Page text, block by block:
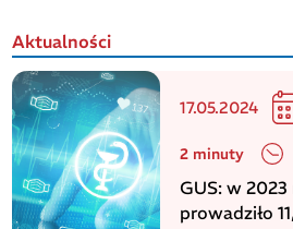
Aktualności
17.05.2024
2 minuty
GUS: w 2023
prowadziło